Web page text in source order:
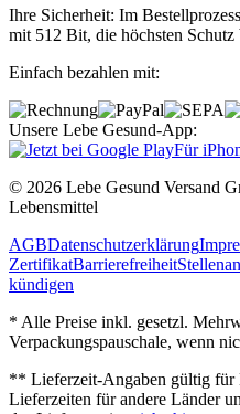
Ihre Sicherheit: Im
mit 512 Bit, die höchsten Schutz
Einfach bezahlen mit:
Unsere Lebe Gesund-App:
Für
© 2026 Lebe Gesund Versand
Lebensmittel
AGBDatenschutzerklärung
ZertifikatBarrierefreiheit
kündigen
* Alle Preise inkl. gesetzl.
Verpackungspauschale, wenn
** Lieferzeit‐Angaben gültig für
Lieferzeiten für andere Länder